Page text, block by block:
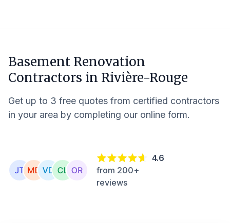
Basement Renovation
Contractors in Rivière-Rouge
Get up to 3 free quotes from certified contractors
in your area by completing our online form.
4.6
from 200+
reviews